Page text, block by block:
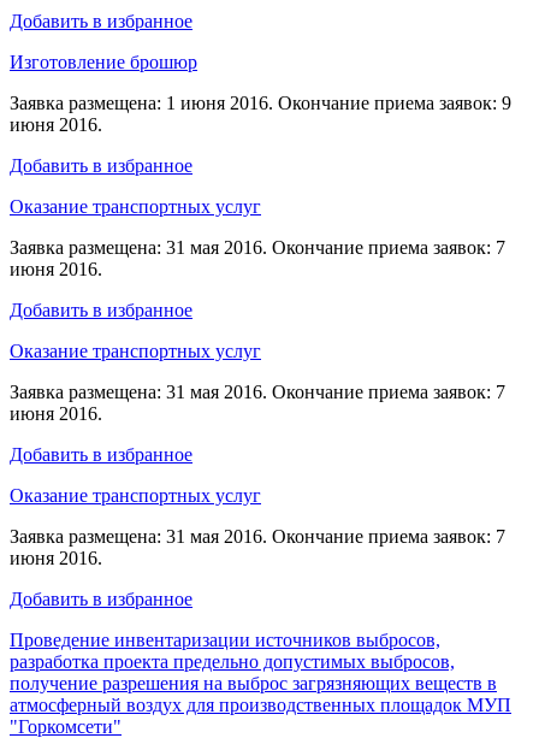
Добавить в избранное
Изготовление брошюр
Заявка размещена: 1 июня 2016. Окончание приема заявок: 9
июня 2016.
Добавить в избранное
Оказание транспортных услуг
Заявка размещена: 31 мая 2016. Окончание приема заявок: 7
июня 2016.
Добавить в избранное
Оказание транспортных услуг
Заявка размещена: 31 мая 2016. Окончание приема заявок: 7
июня 2016.
Добавить в избранное
Оказание транспортных услуг
Заявка размещена: 31 мая 2016. Окончание приема заявок: 7
июня 2016.
Добавить в избранное
Проведение инвентаризации источников выбросов,
разработка проекта предельно допустимых выбросов,
получение разрешения на выброс загрязняющих веществ в
атмосферный воздух для производственных площадок МУП
"Горкомсети"